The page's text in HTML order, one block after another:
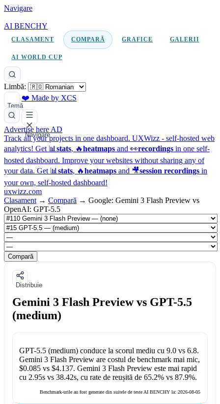
Navigare
AI BENCHY
CLASAMENT COMPARĂ GRAFICE GALERII
AI WORLD CUP
Limbă:
Temă
❤️ Made by XCS
Navigare
Advertise here AD
Track all your projects in one dashboard. UXWizz - self-hosted web
analytics! Get 📊 stats, 🔥heatmaps and 👀recordings in one self-
hosted dashboard. Improve your websites without sharing any of
your data. Get 📊 stats, 🔥heatmaps and 🎥session recordings in
your own, self-hosted dashboard!
uxwizz.com
Clasament → Compară → Google: Gemini 3 Flash Preview vs
OpenAI: GPT-5.5
Compară
Distribuie
Gemini 3 Flash Preview vs GPT-5.5
(medium)
GPT-5.5 (medium)conduce la scorul mediu cu 9.0vs 6.8.
Gemini 3 Flash Previeware costul de benchmark mai mic,
$0.085vs $4.137. Gemini 3 Flash Previeweste mai rapid
cu 2.95svs 38.42s, cu rate de reușită de 65.2%vs 87.9%.
Benchmark-urile au fost generate din suitele de teste AI BENCHY la: 2026-08-05